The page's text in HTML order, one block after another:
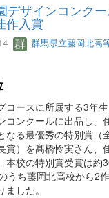
デザインコンク
作入賞
群馬県立藤岡北高
コースに所属する3年
コンクールに出品し、
なる最優秀の特別賞（
賞）を髙橋怜実さん、
本校の特別賞受賞は約
うち藤岡北高校から2
した。